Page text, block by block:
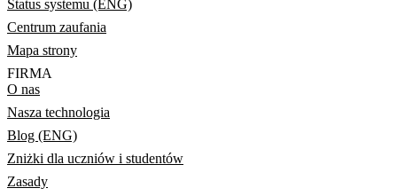
Status systemu (ENG)
Centrum zaufania
Mapa strony
FIRMA
O nas
Nasza technologia
Blog (ENG)
Zniżki dla uczniów i studentów
Zasady